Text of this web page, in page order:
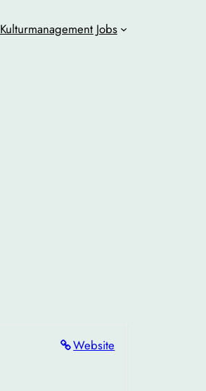
Kulturmanagement Jobs
Website